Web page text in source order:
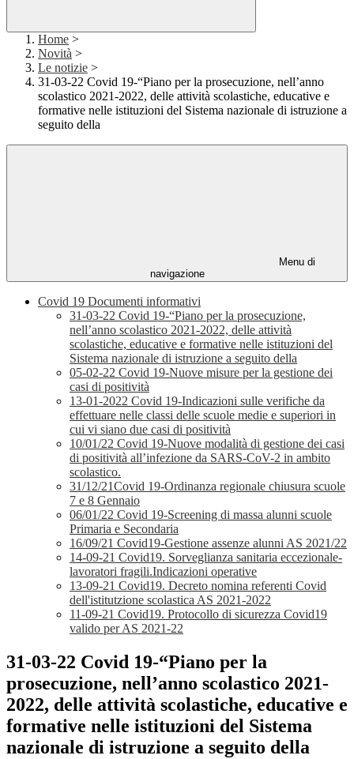
Home >
Novità >
Le notizie >
31-03-22 Covid 19-“Piano per la prosecuzione, nell’anno
scolastico 2021-2022, delle attività scolastiche, educative e
formative nelle istituzioni del Sistema nazionale di istruzione a
seguito della
Menu di
navigazione
Covid 19 Documenti informativi
31-03-22 Covid 19-“Piano per la prosecuzione,
nell’anno scolastico 2021-2022, delle attività
scolastiche, educative e formative nelle istituzioni del
Sistema nazionale di istruzione a seguito della
05-02-22 Covid 19-Nuove misure per la gestione dei
casi di positività
13-01-2022 Covid 19-Indicazioni sulle verifiche da
effettuare nelle classi delle scuole medie e superiori in
cui vi siano due casi di positività
10/01/22 Covid 19-Nuove modalità di gestione dei casi
di positività all’infezione da SARS-CoV-2 in ambito
scolastico.
31/12/21Covid 19-Ordinanza regionale chiusura scuole
7 e 8 Gennaio
06/01/22 Covid 19-Screening di massa alunni scuole
Primaria e Secondaria
16/09/21 Covid19-Gestione assenze alunni AS 2021/22
14-09-21 Covid19. Sorveglianza sanitaria eccezionale-
lavoratori fragili.Indicazioni operative
13-09-21 Covid19. Decreto nomina referenti Covid
dell'istitutzione scolastica AS 2021-2022
11-09-21 Covid19. Protocollo di sicurezza Covid19
valido per AS 2021-22
31-03-22 Covid 19-“Piano per la
prosecuzione, nell’anno scolastico 2021-
2022, delle attività scolastiche, educative e
formative nelle istituzioni del Sistema
nazionale di istruzione a seguito della